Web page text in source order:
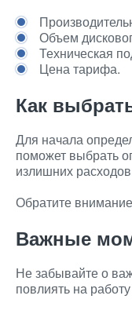
Объем
Техническая
Цена тарифа.
Как
Для начала
поможет выбрать
излишних
Обратите
Важные
Не забывайте о
повлиять на